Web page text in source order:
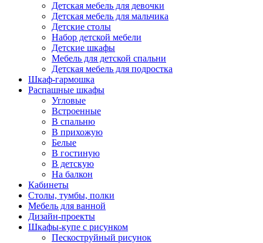
Детская мебель для девочки
Детская мебель для мальчика
Детские столы
Набор детской мебели
Детские шкафы
Мебель для детской спальни
Детская мебель для подростка
Шкаф-гармошка
Распашные шкафы
Угловые
Встроенные
В спальню
В прихожую
Белые
В гостиную
В детскую
На балкон
Кабинеты
Столы, тумбы, полки
Мебель для ванной
Дизайн-проекты
Шкафы-купе с рисунком
Пескоструйный рисунок